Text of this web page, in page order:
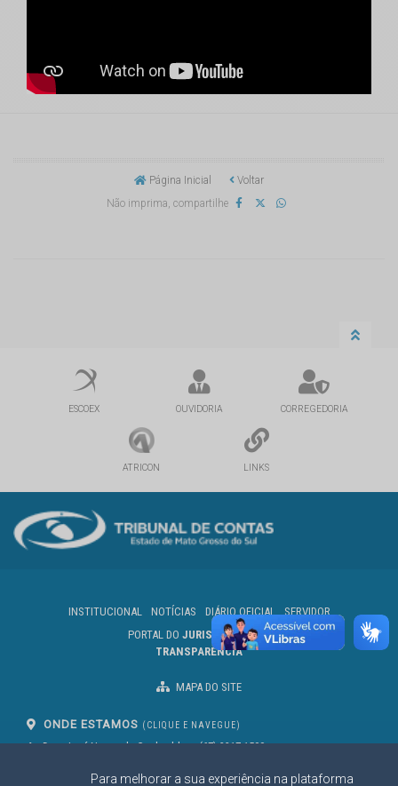
Para melhorar a sua experiência na plataforma
Página Inicial
Voltar
Não imprima, compartilhe
ESCOEX OUVIDORIA CORREGEDORIA
ATRICON LINKS
INSTITUCIONAL NOTÍCIAS DIÁRIO OFICIAL
SERVIDOR
PORTAL DO JURISDICIONADO
TRANSPARÊNCIA
MAPA DO SITE
ONDE ESTAMOS (CLIQUE E NAVEGUE)
Av. Des. José Nunes da Cunha, bloco
Campo Grande/MS
(67) 3317-1500